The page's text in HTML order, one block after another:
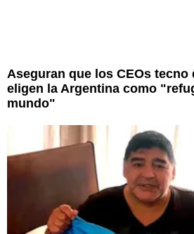
Aseguran que los CEOs tecno
eligen la Argentina como
mundo"